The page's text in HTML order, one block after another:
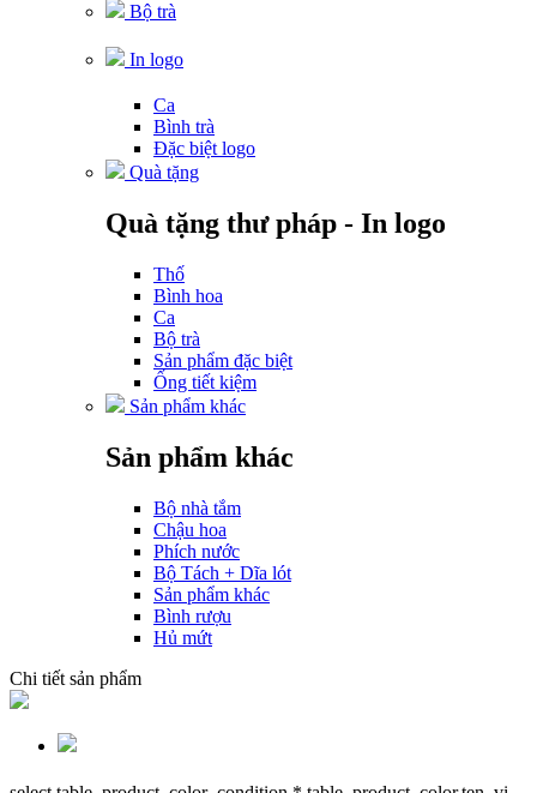
Bộ trà
In logo
Ca
Bình trà
Đặc biệt logo
Quà tặng
Quà tặng thư pháp - In logo
Thố
Bình hoa
Ca
Bộ trà
Sản phẩm đặc biệt
Ống tiết kiệm
Sản phẩm khác
Sản phẩm khác
Bộ nhà tắm
Chậu hoa
Phích nước
Bộ Tách + Dĩa lót
Sản phẩm khác
Bình rượu
Hủ mứt
Chi tiết sản phẩm